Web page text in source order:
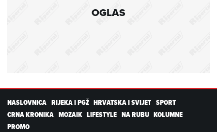
OGLAS
NASLOVNICA RIJEKA I PGŽ HRVATSKA I SVIJET SPORT
CRNA KRONIKA MOZAIK LIFESTYLE NA RUBU KOLUMNE
PROMO